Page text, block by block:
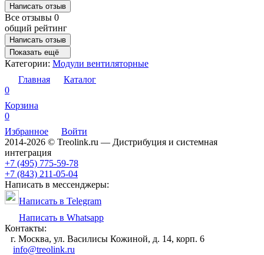
Написать отзыв
Все отзывы 0
общий рейтинг
Написать отзыв
Показать ещё
Категории: Модули вентиляторные
Главная
Каталог
0
Корзина
0
Избранное
Войти
2014-2026 © Treolink.ru — Дистрибуция и системная
интеграция
+7 (495) 775-59-78
+7 (843) 211-05-04
Написать в мессенджеры:
Написать в Telegram
Написать в Whatsapp
Контакты:
г. Москва, ул. Василисы Кожиной, д. 14, корп. 6
info@treolink.ru